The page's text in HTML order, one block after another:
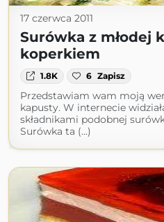
17 czerwca 2011
Surówka z młodej
koperkiem
1.8K 6 Zapisz
Przedstawiam wam moją
kapusty. W internecie
składnikami podobnej
Surówka ta (...)